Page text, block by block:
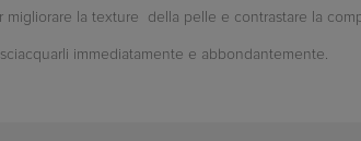
la texture della pelle e contrastare la
immediatamente e abbondantemente.